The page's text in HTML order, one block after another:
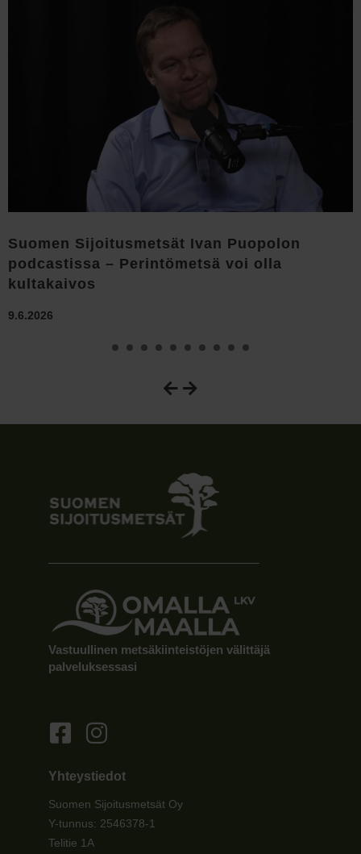
Suomen Sijoitusmetsät Ivan Puopolon
podcastissa – Perintömetsä voi olla
kultakaivos
9.6.2026
Vastuullinen metsäkiinteistöjen välittäjä
palveluksessasi
Yhteystiedot
Suomen Sijoitusmetsät Oy
Y-tunnus: 2546378-1
Telitie 1A